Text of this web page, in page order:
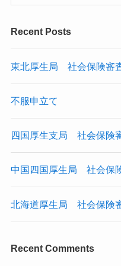
Recent Posts
東北厚生局 社会保険審
不服申立て
四国厚生支局 社会保険
中国四国厚生局 社会保
北海道厚生局 社会保険
Recent Comments